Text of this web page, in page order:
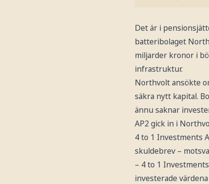
Det är i
batteribolaget
miljarder kronor i
infrastruktur.
Northvolt ansökte
säkra nytt kapital.
ännu saknar
AP2 gick in i
4 to 1 Investments
skuldebrev –
– 4 to 1
investerade